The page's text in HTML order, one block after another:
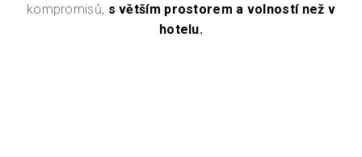
kompromisů, s větším prostorem a volností než v
hotelu.